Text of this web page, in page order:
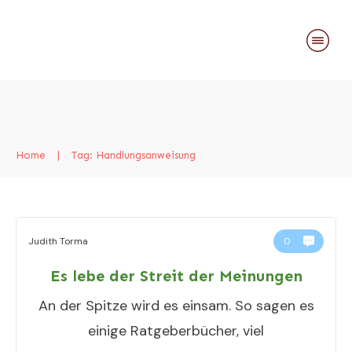
Home Tag: Handlungsanweisung
Judith Torma 0
Es lebe der Streit der Meinungen
An der Spitze wird es einsam. So sagen es
einige Ratgeberbücher, viel